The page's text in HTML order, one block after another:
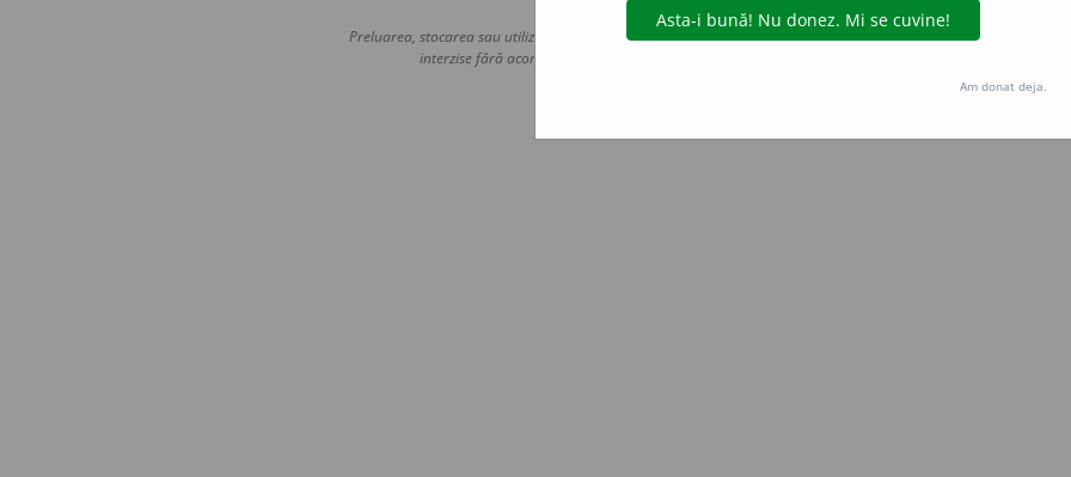
Copyright © 2004-2026 dexonline (https://dexonline.ro)
Preluarea, stocarea sau utilizarea datelor de pe acest site, inclusiv prin orice metode de extragere automată
interzise fără acordul nostru prealabil scris, cu excepția seturilor de date oferite oficial spre utilizare
Hosterion
Am donat deja.